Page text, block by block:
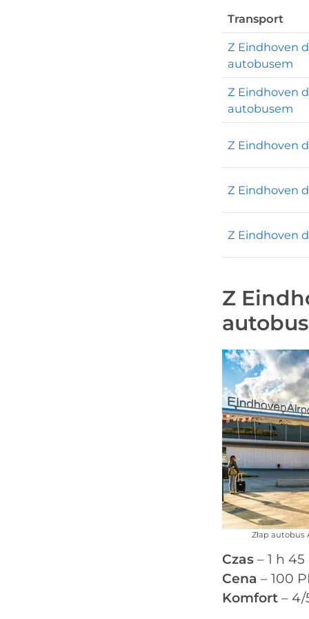
Transport
Z Eindhoven
autobusem
Z Eindhoven
autobusem
Z Eindhoven
Z Eindhoven
Z Eindhoven
Z
Złap autobus
Czas – 1 h
Cena – 100
Komfort – 4/